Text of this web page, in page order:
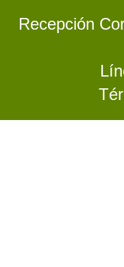
Recepción